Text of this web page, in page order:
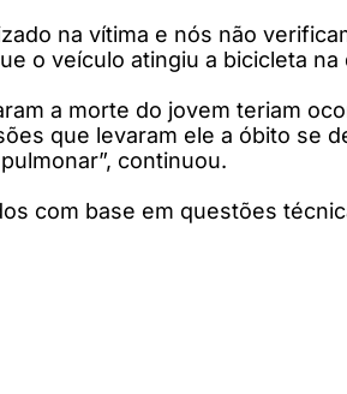
na vítima e nós não
o veículo atingiu a bicicleta na
a morte do jovem teriam
que levaram ele a óbito se
continuou.
com base em questões